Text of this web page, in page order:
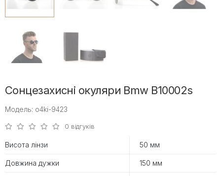
Сонцезахисні окуляри Bmw B10002s
Модель: o4ki-9423
0 відгуків
Висота лінзи 50 мм
Довжина дужки 150 мм